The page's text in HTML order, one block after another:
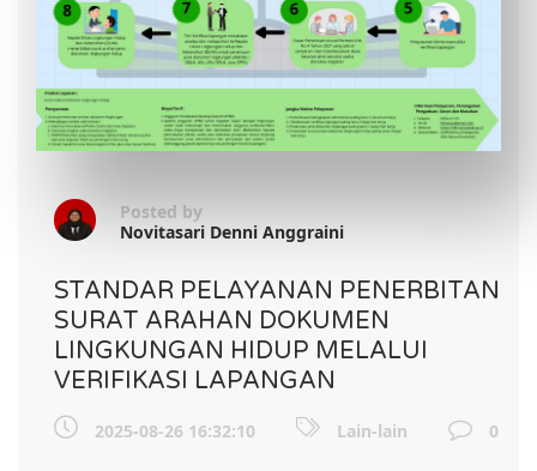
Posted by
Novitasari Denni Anggraini
STANDAR PELAYANAN PENERBITAN
SURAT ARAHAN DOKUMEN
LINGKUNGAN HIDUP MELALUI
VERIFIKASI LAPANGAN
2025-08-26 16:32:10 Lain-lain 0